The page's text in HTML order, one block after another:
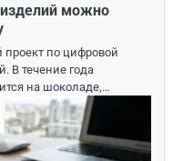
изделий можно
проект по цифровой
В течение года
на шоколаде,…